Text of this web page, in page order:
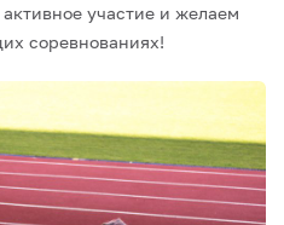
участие и желаем
соревнованиях!